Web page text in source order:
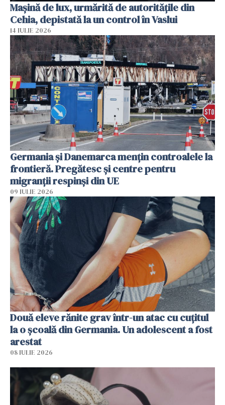
Mașină de lux, urmărită de autoritățile din
Cehia, depistată la un control în Vaslui
14 IULIE 2026
Germania și Danemarca mențin controalele la
frontieră. Pregătesc și centre pentru
migranții respinși din UE
09 IULIE 2026
Două eleve rănite grav într-un atac cu cuțitul
la o școală din Germania. Un adolescent a fost
arestat
08 IULIE 2026